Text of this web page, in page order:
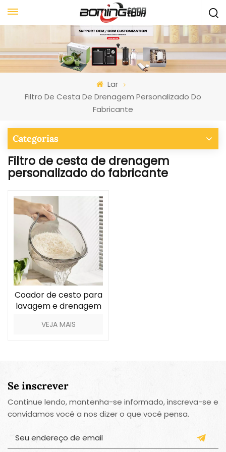
Lar
Filtro De Cesta De Drenagem Personalizado Do
Fabricante
Categorias
Filtro de cesta de drenagem
personalizado do fabricante
Coador de cesto para
lavagem e drenagem
VEJA MAIS
Se inscrever
Continue lendo, mantenha-se informado, inscreva-se e
convidamos você a nos dizer o que você pensa.